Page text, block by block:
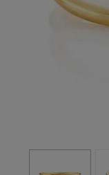
誕生石